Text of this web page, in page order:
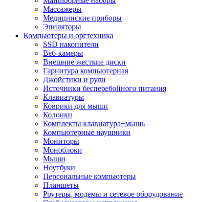
Массажеры
Медицинские приборы
Эпиляторы
Компьютеры и оргтехника
SSD накопители
Веб-камеры
Внешние жесткие диски
Гарнитура компьютерная
Джойстики и рули
Источники бесперебойного питания
Клавиатуры
Коврики для мыши
Колонки
Комплекты клавиатура+мышь
Компьютерные наушники
Мониторы
Моноблоки
Мыши
Ноутбуки
Персональные компьютеры
Планшеты
Роутеры, модемы и сетевое оборудование